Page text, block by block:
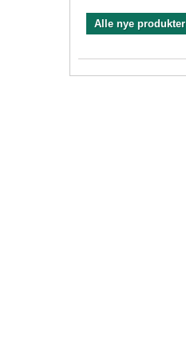
Alle nye produkter